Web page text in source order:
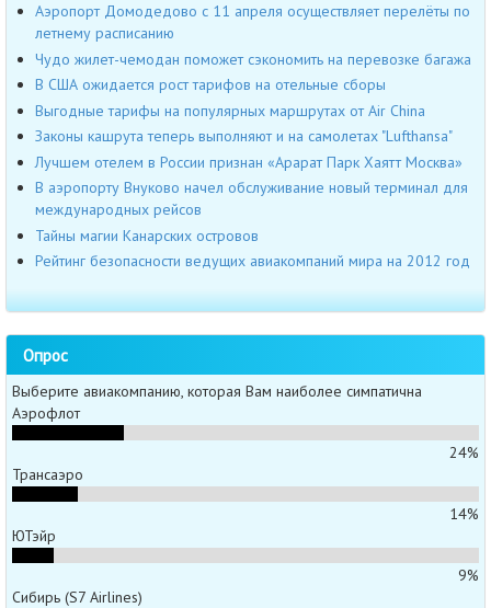
Аэропорт Домодедово с 11 апреля осуществляет перелёты по
летнему расписанию
Чудо жилет-чемодан поможет сэкономить на перевозке багажа
В США ожидается рост тарифов на отельные сборы
Выгодные тарифы на популярных маршрутах от Air China
Законы кашрута теперь выполняют и на самолетах "Lufthansa"
Лучшем отелем в России признан «Арарат Парк Хаятт Москва»
В аэропорту Внуково начел обслуживание новый терминал для
международных рейсов
Тайны магии Канарских островов
Рейтинг безопасности ведущих авиакомпаний мира на 2012 год
Опрос
Выберите авиакомпанию, которая Вам наиболее симпатична
Аэрофлот
24%
Трансаэро
14%
ЮТэйр
9%
Сибирь (S7 Airlines)